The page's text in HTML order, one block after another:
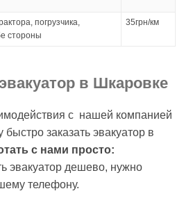
погрузчика,
стороны
35грн/км
в Шкаровке
с нашей компанией
быстро заказать эвакуатор в
с нами просто:
эвакуатор дешево, нужно
телефону.